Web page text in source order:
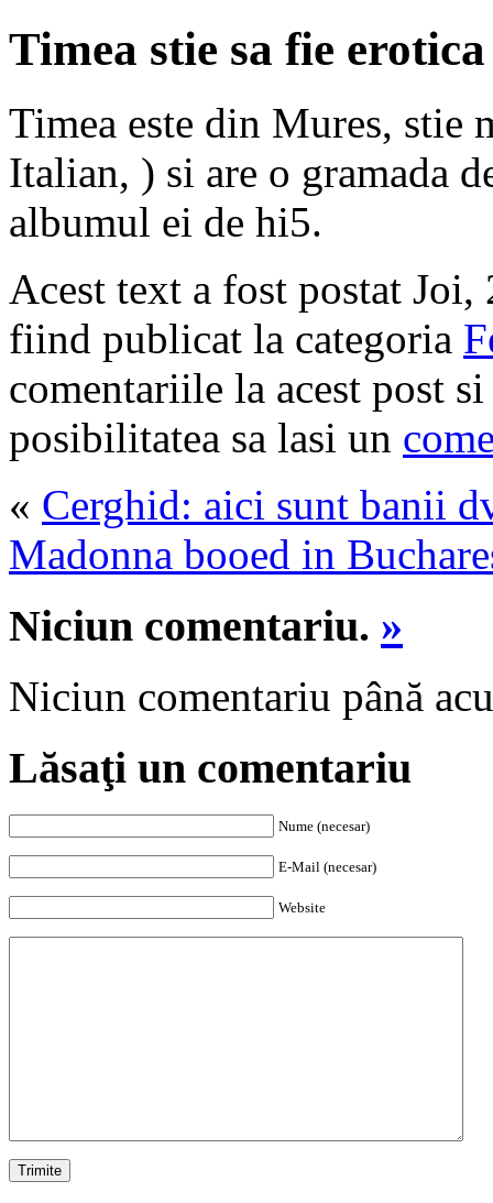
Timea stie sa fie erotica
Timea este din Mures,
Italian, ) si are o gramada
albumul ei de hi5.
Acest text a fost postat
fiind publicat la categoria
comentariile la acest post
posibilitatea sa lasi un
« Cerghid: aici sunt banii
Madonna booed in
Niciun comentariu. »
Niciun comentariu până
Lăsaţi un comentariu
Nume (necesar)
E-Mail (necesar)
Website